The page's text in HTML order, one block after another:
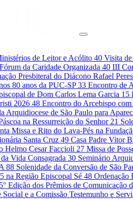
de Leitor e Acólito 40 Visita
da Caridade Organizada 40 III
Presbiteral do Diácono Rafael
80 anos da PUC-SP33 Encontro de
de Dom Carlos Lema Garcia 15
2026 48 Encontro do Arcebispo
Arquidiocese de São Paulo para
na Ressurreição do Senhor 21
Missa e Rito do Lava-Pés na
Santa Cruz 49 Casa Padre Vitor
Helmo Cesar Faccioli 27 Missa de
Vida Consagrada 30 Seminário
88 Solenidade da Conversão de São
na Região Episcopal Sé 48 Ordenação
Edição dos Prêmios de Comunicação
e a Comissão Testemunho e